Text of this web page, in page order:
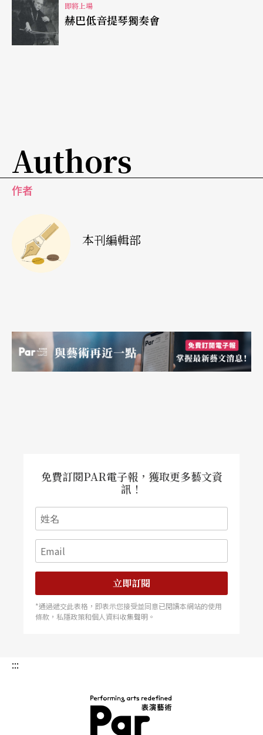
即將上場
赫巴低音提琴獨奏會
Authors
作者
本刊編輯部
免費訂閱PAR電子報，獲取更多藝文資
訊！
立即訂閱
*通過遞交此表格，即表示您接受並同意已閱讀本網站的使用
條款，私隱政策和個人資料收集聲明。
:::